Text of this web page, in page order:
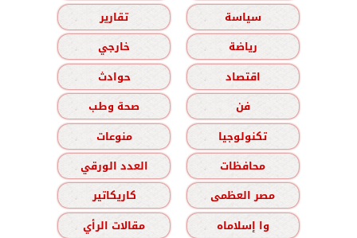
سياسة
تقارير
رياضة
خارجي
اقتصاد
حوادث
فن
صحة وطب
تكنولوجيا
منوعات
محافظات
العدد الورقي
مصر العظمى
كاريكاتير
وا إسلاماه
مقالات الرأي